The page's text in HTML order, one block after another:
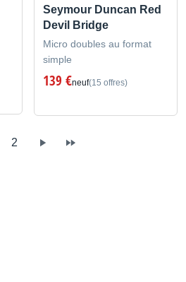
Seymour Duncan Red
Devil Bridge
Micro doubles au format
simple
139 €neuf(15 offres)
2